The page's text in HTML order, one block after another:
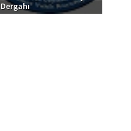
Dergahı